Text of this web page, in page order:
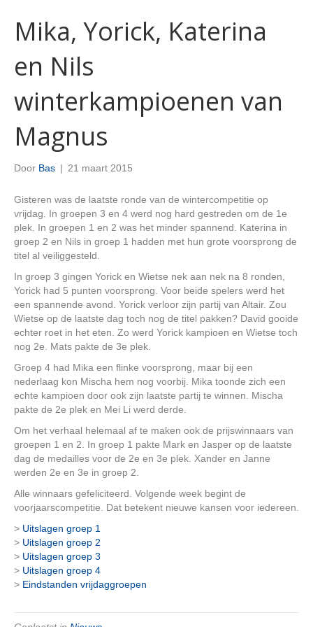
Mika, Yorick, Katerina
en Nils
winterkampioenen van
Magnus
Door Bas | 21 maart 2015
Gisteren was de laatste ronde van de wintercompetitie op
vrijdag. In groepen 3 en 4 werd nog hard gestreden om de 1e
plek. In groepen 1 en 2 was het minder spannend. Katerina in
groep 2 en Nils in groep 1 hadden met hun grote voorsprong de
titel al veiliggesteld.
In groep 3 gingen Yorick en Wietse nek aan nek na 8 ronden,
Yorick had 5 punten voorsprong. Voor beide spelers werd het
een spannende avond. Yorick verloor zijn partij van Altair. Zou
Wietse op de laatste dag toch nog de titel pakken? David gooide
echter roet in het eten. Zo werd Yorick kampioen en Wietse toch
nog 2e. Mats pakte de 3e plek.
Groep 4 had Mika een flinke voorsprong, maar bij een
nederlaag kon Mischa hem nog voorbij. Mika toonde zich een
echte kampioen door ook zijn laatste partij te winnen. Mischa
pakte de 2e plek en Mei Li werd derde.
Om het verhaal helemaal af te maken ook de prijswinnaars van
groepen 1 en 2. In groep 1 pakte Mark en Jasper op de laatste
dag de medailles voor de 2e en 3e plek. Xander en Janne
werden 2e en 3e in groep 2.
Alle winnaars gefeliciteerd. Volgende week begint de
voorjaarscompetitie. Dat betekent nieuwe kansen voor iedereen.
> Uitslagen groep 1
> Uitslagen groep 2
> Uitslagen groep 3
> Uitslagen groep 4
> Eindstanden vrijdaggroepen